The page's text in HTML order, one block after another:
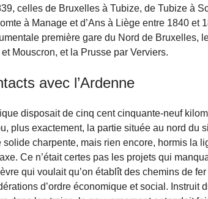
celles de Bruxelles à Tubize, de Tubize à
à Manage et d’Ans à Liège entre 1840 et
première gare du Nord de Bruxelles,
Mouscron, et la Prusse par Verviers.
avec l’Ardenne
disposait de cinq cent cinquante-neuf
plus exactement, la partie située au nord du
solide charpente, mais rien encore, hormis la
Ce n’était certes pas les projets qui
qui voulait qu’on établît des chemins de
d’ordre économique et social. Instruit